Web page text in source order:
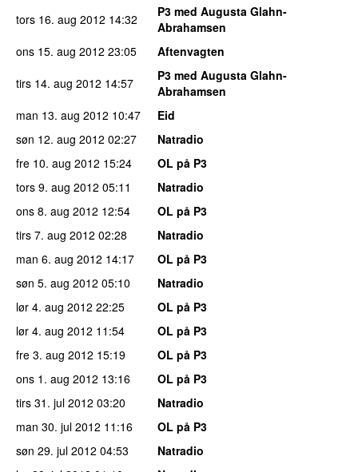
tors 16. aug 2012 14:32
P3 med Augusta Glahn-
Abrahamsen
ons 15. aug 2012 23:05
Aftenvagten
tirs 14. aug 2012 14:57
P3 med Augusta Glahn-
Abrahamsen
man 13. aug 2012 10:47
Eid
søn 12. aug 2012 02:27
Natradio
fre 10. aug 2012 15:24
OL på P3
tors 9. aug 2012 05:11
Natradio
ons 8. aug 2012 12:54
OL på P3
tirs 7. aug 2012 02:28
Natradio
man 6. aug 2012 14:17
OL på P3
søn 5. aug 2012 05:10
Natradio
lør 4. aug 2012 22:25
OL på P3
lør 4. aug 2012 11:54
OL på P3
fre 3. aug 2012 15:19
OL på P3
ons 1. aug 2012 13:16
OL på P3
tirs 31. jul 2012 03:20
Natradio
man 30. jul 2012 11:16
OL på P3
søn 29. jul 2012 04:53
Natradio